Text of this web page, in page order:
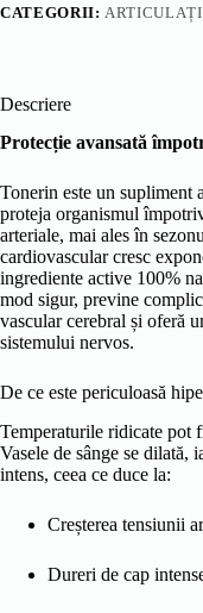
CATEGORII:
Descriere
Protecție avansată
Tonerin este un supliment
proteja organismul
arteriale, mai ales în
cardiovascular cresc
ingrediente active 100%
mod sigur, previne
vascular cerebral și oferă
sistemului nervos.
De ce este periculoasă
Temperaturile ridicate pot
Vasele de sânge se dilată,
intens, ceea ce duce la:
Creșterea tensiunii
Dureri de cap